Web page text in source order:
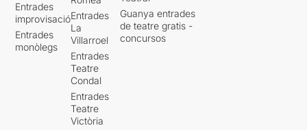
Entrades
improvisació
Entrades
monòlegs
Entrades
La
Villarroel
Entrades
Teatre
Condal
Entrades
Teatre
Victòria
Guanya entrades
de teatre gratis -
concursos